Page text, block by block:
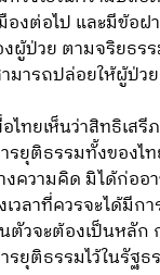
องต่อไป และมีข้อ
ผู้ป่วย ตามจริยธร
มารถปล่อยให้ผู้ป่ว
ไทยเห็นว่าสิทธิเส
รยุติธรรมทั้งของไ
งความคิด มิได้ก่อ
วลาที่ควรจะได้มีก
ตัวจะต้องเป็นหลัก
รยุติธรรมไว้ในรัฐ